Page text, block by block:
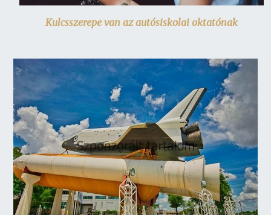
Kulcsszerepe van az autósiskolai oktatónak